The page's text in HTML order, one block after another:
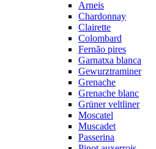
Arneis
Chardonnay
Clairette
Colombard
Fernão pires
Garnatxa blanca
Gewurztraminer
Grenache
Grenache blanc
Grüner veltliner
Moscatel
Muscadet
Passerina